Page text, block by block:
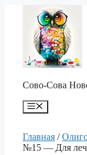
содержимому
Сово-Сова
Меню
Главная /
№15 — Для